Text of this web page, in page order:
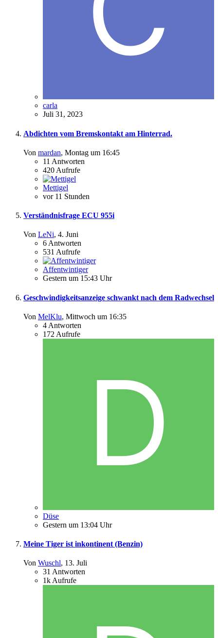
carla
Juli 31, 2023
Abdichten vom Bremskontakt am Hinterrad.
Von mardan, Montag um 16:45
11 Antworten
420 Aufrufe
Mettigel
vor 11 Stunden
Verständnisfrage ECU 955i
Von LeNi, 4. Juni
6 Antworten
531 Aufrufe
Affentwintiger
Gestern um 15:43 Uhr
Geschwindigkeitsanzeige schwankt nach dem Radwechsel
Von MelKlu, Mittwoch um 16:35
4 Antworten
172 Aufrufe
Düse
Gestern um 13:04 Uhr
Meine Tiger ist inkontinent (Benzin)
Von Wuschl, 13. Juli
31 Antworten
1k Aufrufe